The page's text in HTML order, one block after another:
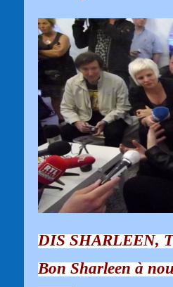
DIS SHARLEEN,
Bon Sharleen à